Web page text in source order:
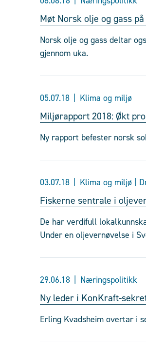
Møt Norsk olje og gass
Norsk olje og gass deltar
gjennom uka.
05.07.18 Klima og miljø
Miljørapport 2018: Økt
Ny rapport befester norsk
03.07.18 Klima og miljø |
Fiskerne sentrale i
De har verdifull
Under en oljevernøvelse i
29.06.18 Næringspolitikk
Ny leder i KonKraft-
Erling Kvadsheim overtar i